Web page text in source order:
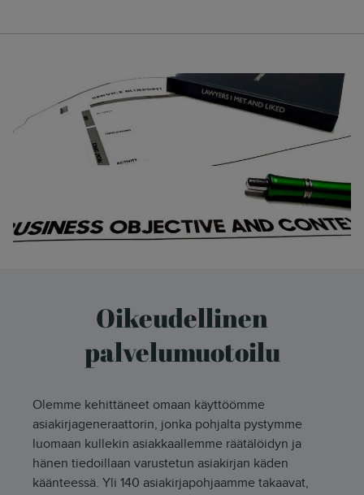
Oikeudellinen
palvelumuotoilu
Olemme kehittäneet omaan käyttöömme
asiakirjageneraattorin, jonka pohjalta pystymme
luomaan kullekin asiakkaallemme räätälöidyn ja
hänen tiedoillaan varustetun asiakirjan käden
käänteessä. Yli 140 asiakirjapohjaamme takaavat,